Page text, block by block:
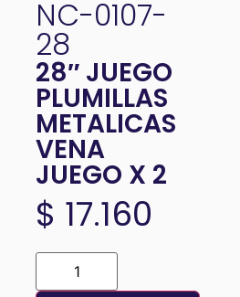
NC-0107-
28
28″ JUEGO
PLUMILLAS
METALICAS
VENA
JUEGO X 2
$ 17.160